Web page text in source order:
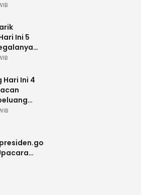
Ini 5
Hari Ini 4
Istana